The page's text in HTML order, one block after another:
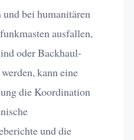
bei humanitären
ausfallen,
oder Backhaul-
kann eine
die Koordination
und die